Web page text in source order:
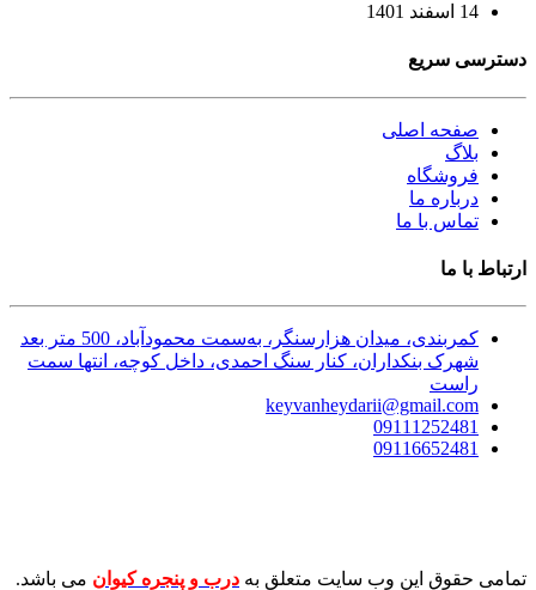
14 اسفند 1401
دسترسی سریع
صفحه اصلی
بلاگ
فروشگاه
درباره ما
تماس با ما
ارتباط با ما
کمربندی، میدان هزارسنگر، به‌سمت محمودآباد، 500 متر بعد
شهرک بنکداران، کنار سنگ احمدی، داخل کوچه، انتها سمت
راست
keyvanheydarii@gmail.com
09111252481
09116652481
تمامی حقوق این وب سایت متعلق به درب و پنجره کیوان می باشد.